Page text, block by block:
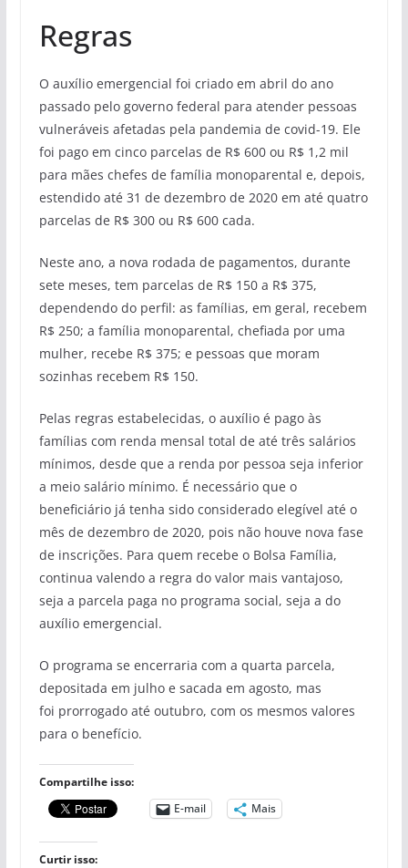
Regras
O auxílio emergencial foi criado em abril do ano
passado pelo governo federal para atender pessoas
vulneráveis afetadas pela pandemia de covid-19. Ele
foi pago em cinco parcelas de R$ 600 ou R$ 1,2 mil
para mães chefes de família monoparental e, depois,
estendido até 31 de dezembro de 2020 em até quatro
parcelas de R$ 300 ou R$ 600 cada.
Neste ano, a nova rodada de pagamentos, durante
sete meses, tem parcelas de R$ 150 a R$ 375,
dependendo do perfil: as famílias, em geral, recebem
R$ 250; a família monoparental, chefiada por uma
mulher, recebe R$ 375; e pessoas que moram
sozinhas recebem R$ 150.
Pelas regras estabelecidas, o auxílio é pago às
famílias com renda mensal total de até três salários
mínimos, desde que a renda por pessoa seja inferior
a meio salário mínimo. É necessário que o
beneficiário já tenha sido considerado elegível até o
mês de dezembro de 2020, pois não houve nova fase
de inscrições. Para quem recebe o Bolsa Família,
continua valendo a regra do valor mais vantajoso,
seja a parcela paga no programa social, seja a do
auxílio emergencial.
O programa se encerraria com a quarta parcela,
depositada em julho e sacada em agosto, mas
foi prorrogado até outubro, com os mesmos valores
para o benefício.
Compartilhe isso:
E-mail
Mais
Curtir isso: